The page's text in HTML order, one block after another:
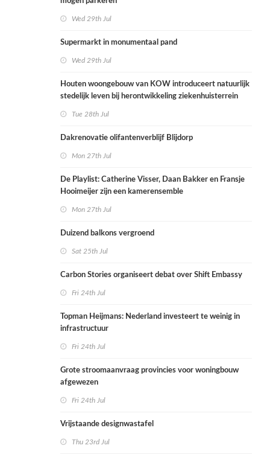
Wed 29th Jul
Supermarkt in monumentaal pand
Wed 29th Jul
Houten woongebouw van KOW introduceert natuurlijk
stedelijk leven bij herontwikkeling ziekenhuisterrein
Tue 28th Jul
Dakrenovatie olifantenverblijf Blijdorp
Mon 27th Jul
De Playlist: Catherine Visser, Daan Bakker en Fransje
Hooimeijer zijn een kamerensemble
Mon 27th Jul
Duizend balkons vergroend
Sat 25th Jul
Carbon Stories organiseert debat over Shift Embassy
Fri 24th Jul
Topman Heijmans: Nederland investeert te weinig in
infrastructuur
Fri 24th Jul
Grote stroomaanvraag provincies voor woningbouw
afgewezen
Fri 24th Jul
Vrijstaande designwastafel
Thu 23rd Jul